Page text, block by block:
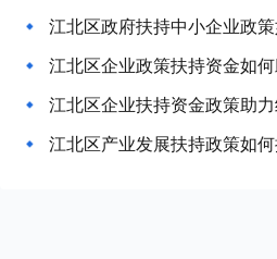
江北区政府扶持中小企业政
江北区企业政策扶持资金如
江北区企业扶持资金政策助
江北区产业发展扶持政策如